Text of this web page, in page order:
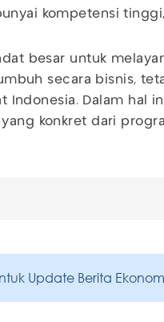
kompetensi
besar untuk
secara bisnis,
Indonesia. Dalam hal
konkret dari
Update Berita